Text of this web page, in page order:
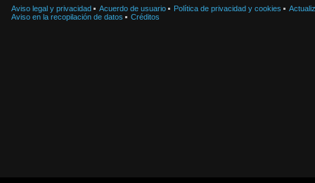
Aviso legal y privacidad
Acuerdo de usuario Política de privacidad y cookies
Aviso en la recopilación de datos
Créditos